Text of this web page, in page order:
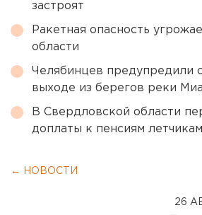
застроят
Ракетная опасность
области
Челябинцев предупредили
выходе из берегов реки
В Свердловской области
доплаты к пенсиям
← НОВОСТИ
26